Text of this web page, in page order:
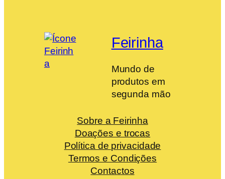
Feirinha
Mundo de
produtos em
segunda mão
Sobre a Feirinha
Doações e trocas
Política de privacidade
Termos e Condições
Contactos